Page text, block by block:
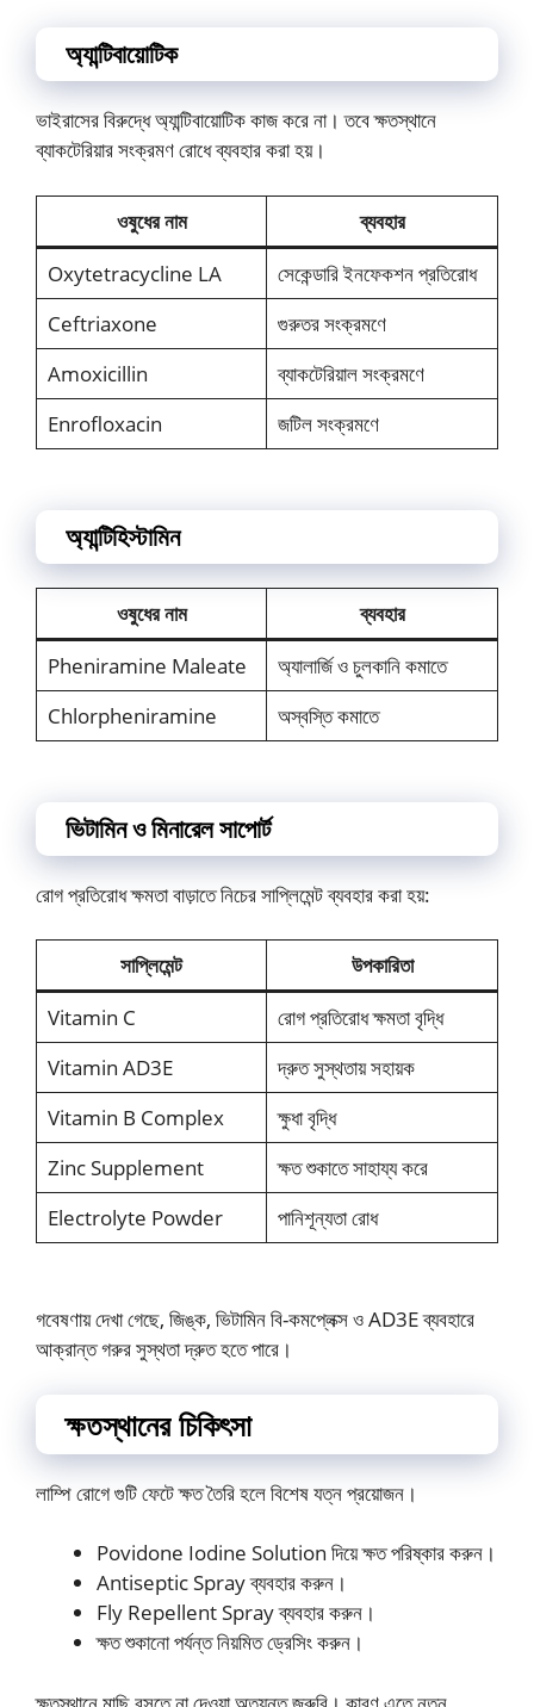
অ্যান্টিবায়োটিক
ভাইরাসের বিরুদ্ধে অ্যান্টিবায়োটিক কাজ করে না। তবে ক্ষতস্থানে
ব্যাকটেরিয়ার সংক্রমণ রোধে ব্যবহার করা হয়।
ওষুধের নাম
ব্যবহার
Oxytetracycline LA
সেকেন্ডারি ইনফেকশন প্রতিরোধ
Ceftriaxone
গুরুতর সংক্রমণে
Amoxicillin
ব্যাকটেরিয়াল সংক্রমণে
Enrofloxacin
জটিল সংক্রমণে
অ্যান্টিহিস্টামিন
ওষুধের নাম
ব্যবহার
Pheniramine Maleate
অ্যালার্জি ও চুলকানি কমাতে
Chlorpheniramine
অস্বস্তি কমাতে
ভিটামিন ও মিনারেল সাপোর্ট
রোগ প্রতিরোধ ক্ষমতা বাড়াতে নিচের সাপ্লিমেন্ট ব্যবহার করা হয়:
সাপ্লিমেন্ট
উপকারিতা
Vitamin C
রোগ প্রতিরোধ ক্ষমতা বৃদ্ধি
Vitamin AD3E
দ্রুত সুস্থতায় সহায়ক
Vitamin B Complex
ক্ষুধা বৃদ্ধি
Zinc Supplement
ক্ষত শুকাতে সাহায্য করে
Electrolyte Powder
পানিশূন্যতা রোধ
গবেষণায় দেখা গেছে, জিঙ্ক, ভিটামিন বি-কমপ্লেক্স ও AD3E ব্যবহারে
আক্রান্ত গরুর সুস্থতা দ্রুত হতে পারে।
ক্ষতস্থানের চিকিৎসা
লাম্পি রোগে গুটি ফেটে ক্ষত তৈরি হলে বিশেষ যত্ন প্রয়োজন।
Povidone Iodine Solution দিয়ে ক্ষত পরিষ্কার করুন।
Antiseptic Spray ব্যবহার করুন।
Fly Repellent Spray ব্যবহার করুন।
ক্ষত শুকানো পর্যন্ত নিয়মিত ড্রেসিং করুন।